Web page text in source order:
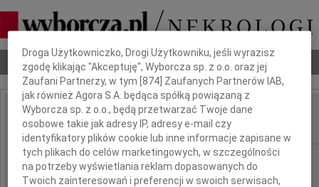
Nekrologi Odeszli Poradnik pogrzebowy
IMIĘ I NAZWISKO: Andrzej Pasich
REGION: Wrocław
DATA EMISJI: 11.05.2018
Dbamy o Twoją prywatność
Droga Użytkowniczko, Drogi Użytkowniku, jeśli wyrazisz
zgodę klikając "Akceptuję", Wyborcza sp. z o.o. oraz jej
Zaufani Partnerzy, w tym [874 ] Zaufanych Partnerów IAB,
jak również Agora S.A. będąca spółką powiązaną z
Wyborcza sp. z o.o., będą przetwarzać Twoje dane
osobowe takie jak adresy IP, adresy e-mail czy
identyfikatory plików cookie lub inne informacje zapisane w
tych plikach do celów marketingowych, w szczególności
na potrzeby wyświetlania reklam dopasowanych do
Twoich zainteresowań i preferencji w swoich serwisach,